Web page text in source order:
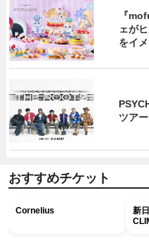
『
ェが
をイ
ツア
おすすめチケット
Cornelius
新